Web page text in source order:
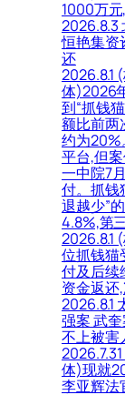
1000万
2026.8.3
恒艳集资
还
2026.8.1
体)2026
到“抓钱
额比前两
约为20%
平台,但
一中院7
付。抓钱
退越少”
4.8%,第
2026.8.1
位抓钱猫
付及后续
资金返还
2026.8.1
强案 武
不上被害
体)现就
李亚辉法